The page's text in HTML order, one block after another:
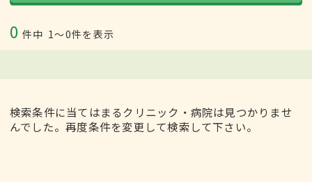
0 件中 1〜0件を表示
検索条件に当てはまるクリニック・病院は見つかりませ
んでした。再度条件を変更して検索して下さい。